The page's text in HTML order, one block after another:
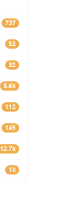
737
52
32
5.6k
112
145
12.7k
1k